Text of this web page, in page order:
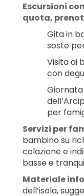
Escursioni
quota,
Gita in
soste
Visita ai
con
per
Servizi per
bambino su
colazione e
basse e
Materiale
dell’isola,